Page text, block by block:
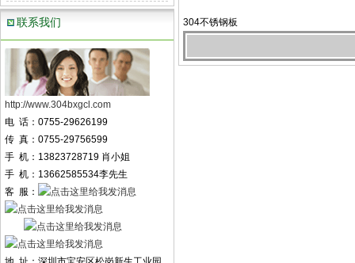
联系我们
http://www.304bxgcl.com
电 话：0755-29626199
传 真：0755-29756599
手 机：13823728719 肖小姐
手 机：13662585534李先生
客 服：
304不锈钢板